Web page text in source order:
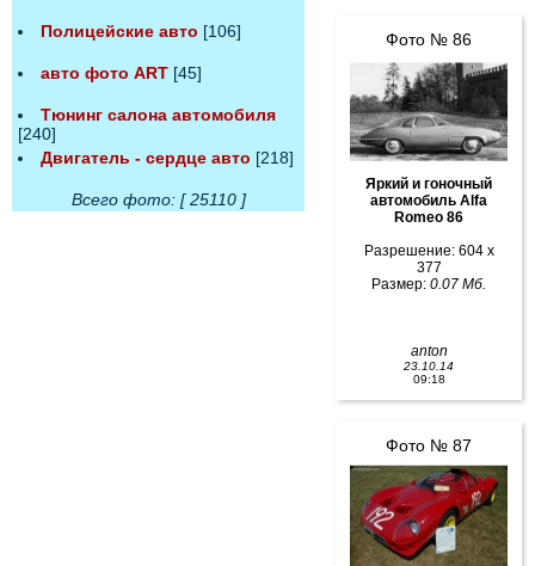
Полицейские авто [106]
авто фото ART [45]
Тюнинг салона автомобиля
[240]
Двигатель - сердце авто [218]
Всего фото: [ 25110 ]
Фото № 86
Яркий и гоночный
автомобиль Alfa
Romeo 86
Разрешение: 604 x
377
Размер: 0.07 Мб.
anton
23.10.14
09:18
Фото № 87